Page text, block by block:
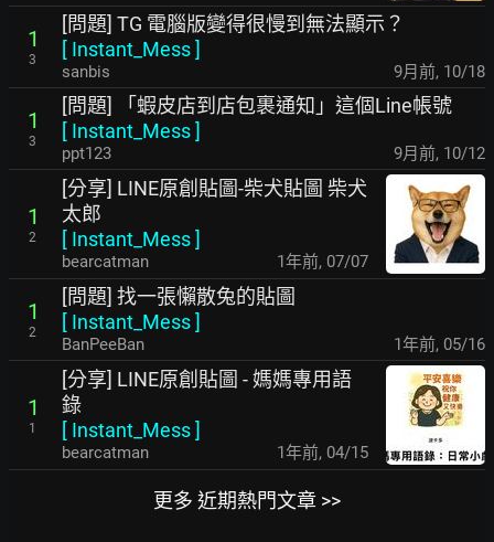
1
3
[問題] TG 電腦版變得很慢到無法顯示？
[ Instant_Mess]
sanbis 9月前, 10/18
1
3
[問題] 「蝦皮店到店包裹通知」這個Line帳號
[ Instant_Mess]
ppt123 9月前, 10/12
1
2
[分享] LINE原創貼圖-柴犬貼圖 柴犬
太郎
[ Instant_Mess]
bearcatman 1年前, 07/07
1
2
[問題] 找一張懶散兔的貼圖
[ Instant_Mess]
BanPeeBan 1年前, 05/16
1
1
[分享] LINE原創貼圖 - 媽媽專用語
錄
[ Instant_Mess]
bearcatman 1年前, 04/15
更多 近期熱門文章 >>